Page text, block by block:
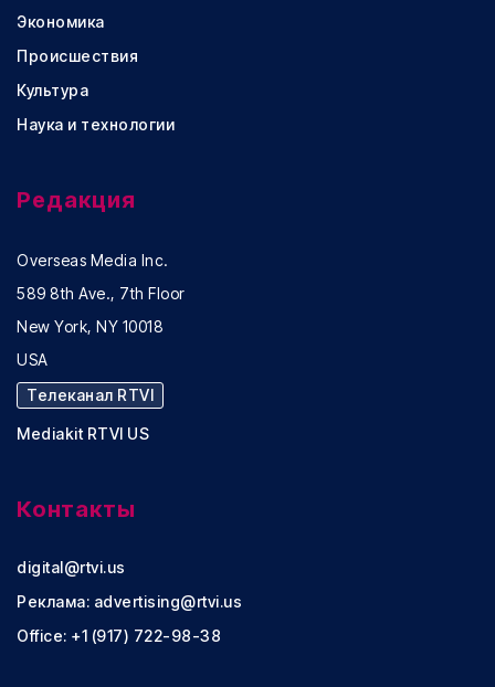
Экономика
Происшествия
Культура
Наука и технологии
Редакция
Overseas Media Inc.
589 8th Ave., 7th Floor
New York, NY 10018
USA
Телеканал RTVI
Mediakit RTVI US
Контакты
digital@rtvi.us
Реклама: advertising@rtvi.us
Office: +1 (917) 722-98-38